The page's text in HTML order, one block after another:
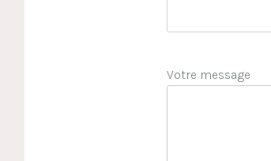
Votre message